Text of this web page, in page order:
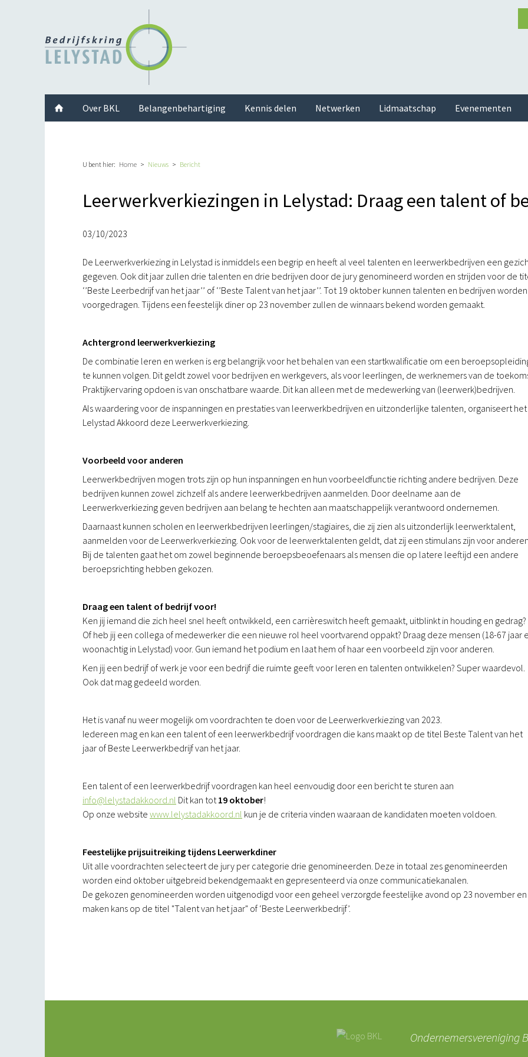
Twitter InstagramLinkedInYoutube
U bent hier: Home Nieuws Bericht
Leerwerkverkiezingen in Lelystad: Draag een talent of
03/10/2023
De Leerwerkverkiezing in Lelystad is inmiddels een begrip en heeft al veel talenten en leerwerkbedrijven een
gegeven. Ook dit jaar zullen drie talenten en drie bedrijven door de jury genomineerd worden en strijden voor de
‘’Beste Leerbedrijf van het jaar’’ of ‘’Beste Talent van het jaar’’. Tot 19 oktober kunnen talenten en bedrijven worden
voorgedragen. Tijdens een feestelijk diner op 23 november zullen de winnaars bekend worden gemaakt.
Achtergrond leerwerkverkiezing
De combinatie leren en werken is erg belangrijk voor het behalen van een startkwalificatie om een
te kunnen volgen. Dit geldt zowel voor bedrijven en werkgevers, als voor leerlingen, de werknemers van de
Praktijkervaring opdoen is van onschatbare waarde. Dit kan alleen met de medewerking van (leerwerk)bedrijven.
Als waardering voor de inspanningen en prestaties van leerwerkbedrijven en uitzonderlijke talenten, organiseert het
Lelystad Akkoord deze Leerwerkverkiezing.
Voorbeeld voor anderen
Leerwerkbedrijven mogen trots zijn op hun inspanningen en hun voorbeeldfunctie richting andere bedrijven. Deze
bedrijven kunnen zowel zichzelf als andere leerwerkbedrijven aanmelden. Door deelname aan de
Leerwerkverkiezing geven bedrijven aan belang te hechten aan maatschappelijk verantwoord ondernemen.
Daarnaast kunnen scholen en leerwerkbedrijven leerlingen/stagiaires, die zij zien als uitzonderlijk leerwerktalent,
aanmelden voor de Leerwerkverkiezing. Ook voor de leerwerktalenten geldt, dat zij een stimulans zijn voor
Bij de talenten gaat het om zowel beginnende beroepsbeoefenaars als mensen die op latere leeftijd een andere
beroepsrichting hebben gekozen.
Draag een talent of bedrijf voor!
Ken jij iemand die zich heel snel heeft ontwikkeld, een carrièreswitch heeft gemaakt, uitblinkt in houding en gedrag?
Of heb jij een collega of medewerker die een nieuwe rol heel voortvarend oppakt? Draag deze mensen (18-67 jaar
woonachtig in Lelystad) voor. Gun iemand het podium en laat hem of haar een voorbeeld zijn voor anderen.
Ken jij een bedrijf of werk je voor een bedrijf die ruimte geeft voor leren en talenten ontwikkelen? Super waardevol.
Ook dat mag gedeeld worden.
Het is vanaf nu weer mogelijk om voordrachten te doen voor de Leerwerkverkiezing van 2023.
Iedereen mag en kan een talent of een leerwerkbedrijf voordragen die kans maakt op de titel Beste Talent van het
jaar of Beste Leerwerkbedrijf van het jaar.
Een talent of een leerwerkbedrijf voordragen kan heel eenvoudig door een bericht te sturen aan
info@lelystadakkoord.nl Dit kan tot19 oktober!
Op onze website www.lelystadakkoord.nl kun je de criteria vinden waaraan de kandidaten moeten voldoen.
Feestelijke prijsuitreiking tijdens Leerwerkdiner
Uit alle voordrachten selecteert de jury per categorie drie genomineerden. Deze in totaal zes genomineerden
worden eind oktober uitgebreid bekendgemaakt en gepresenteerd via onze communicatiekanalen.
De gekozen genomineerden worden uitgenodigd voor een geheel verzorgde feestelijke avond op 23 november en
maken kans op de titel "Talent van het jaar" of ‘Beste Leerwerkbedrijf’.
Ondernemersvereniging
Over BKL Belangenbehartiging Kennis delen Netwerken Lidmaatschap Evenementen